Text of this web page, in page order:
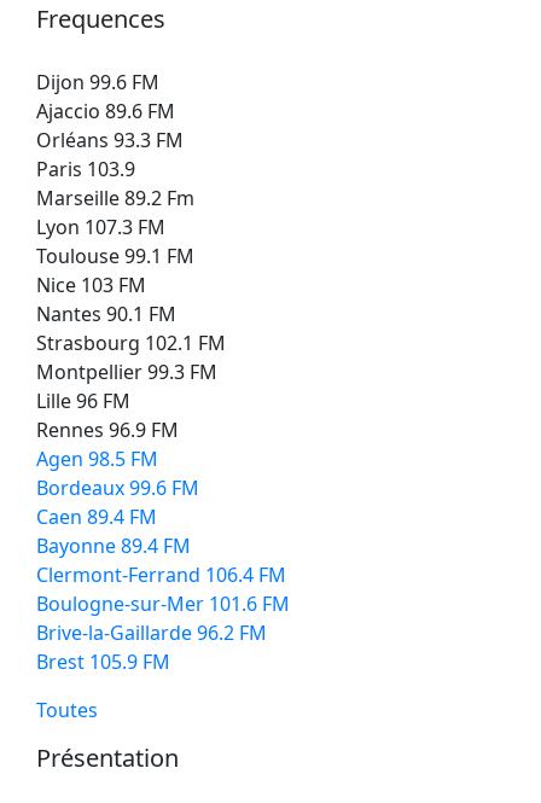
Frequences
Dijon 99.6 FM
Ajaccio 89.6 FM
Orléans 93.3 FM
Paris 103.9
Marseille 89.2 Fm
Lyon 107.3 FM
Toulouse 99.1 FM
Nice 103 FM
Nantes 90.1 FM
Strasbourg 102.1 FM
Montpellier 99.3 FM
Lille 96 FM
Rennes 96.9 FM
Agen 98.5 FM
Bordeaux 99.6 FM
Caen 89.4 FM
Bayonne 89.4 FM
Clermont-Ferrand 106.4 FM
Boulogne-sur-Mer 101.6 FM
Brive-la-Gaillarde 96.2 FM
Brest 105.9 FM
Toutes
Présentation